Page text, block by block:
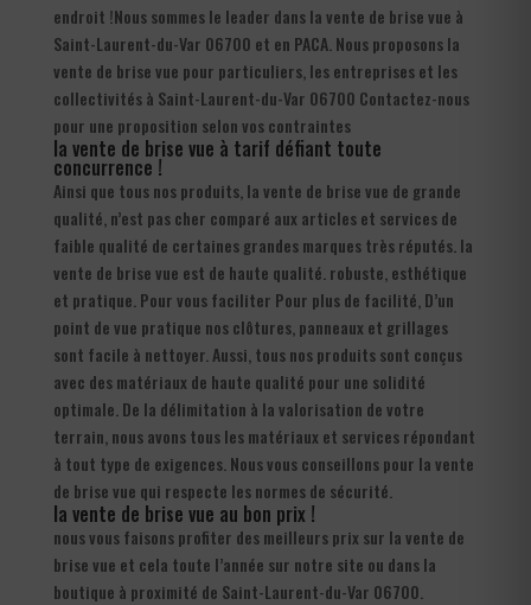
endroit !Nous sommes le leader dans la vente de brise vue à
Saint-Laurent-du-Var 06700 et en PACA. Nous proposons la
vente de brise vue pour particuliers, les entreprises et les
collectivités à Saint-Laurent-du-Var 06700 Contactez-nous
pour une proposition selon vos contraintes
la vente de brise vue à tarif défiant toute
concurrence !
Ainsi que tous nos produits, la vente de brise vue de grande
qualité, n’est pas cher comparé aux articles et services de
faible qualité de certaines grandes marques très réputés. la
vente de brise vue est de haute qualité. robuste, esthétique
et pratique. Pour vous faciliter Pour plus de facilité, D’un
point de vue pratique nos clôtures, panneaux et grillages
sont facile à nettoyer. Aussi, tous nos produits sont conçus
avec des matériaux de haute qualité pour une solidité
optimale. De la délimitation à la valorisation de votre
terrain, nous avons tous les matériaux et services répondant
à tout type de exigences. Nous vous conseillons pour la vente
de brise vue qui respecte les normes de sécurité.
la vente de brise vue au bon prix !
nous vous faisons profiter des meilleurs prix sur la vente de
brise vue et cela toute l’année sur notre site ou dans la
boutique à proximité de Saint-Laurent-du-Var 06700.